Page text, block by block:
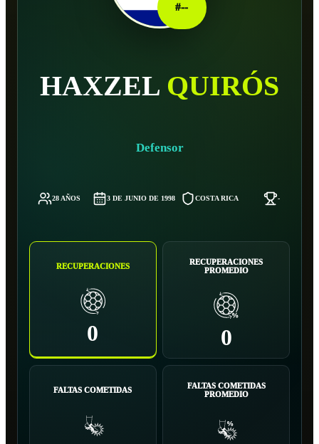
#--
HAXZEL QUIRÓS
Defensor
28 AÑOS 3 DE JUNIO DE 1998 COSTA RICA -
RECUPERACIONES
0
RECUPERACIONES
PROMEDIO
0
FALTAS COMETIDAS
FALTAS COMETIDAS
PROMEDIO